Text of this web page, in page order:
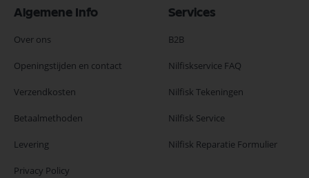
Algemene Info
Over ons
Openingstijden en contact
Verzendkosten
Betaalmethoden
Levering
Privacy Policy
Services
B2B
Nilfiskservice FAQ
Nilfisk Tekeningen
Nilfisk Service
Nilfisk Reparatie Formulier